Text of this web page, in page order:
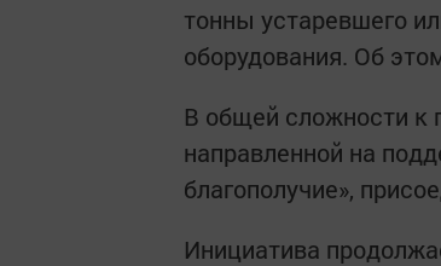
тонны устаревшего
оборудования. Об
В общей сложности к
направленной на
благополучие»,
Инициатива